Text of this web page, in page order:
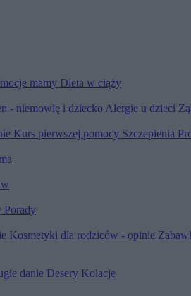
mamy Dieta w ciąży
- niemowlę i dziecko Alergie u dzieci
Kurs pierwszej pomocy Szczepienia
Porady
Kosmetyki dla rodziców - opinie
danie Desery Kolacje